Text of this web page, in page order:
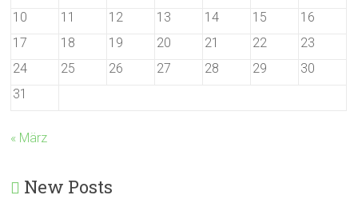
10
11 12 13 14 15
16
17
18 19 20 21 22
23
24
25 26 27 28 29
30
31
« März
New Posts